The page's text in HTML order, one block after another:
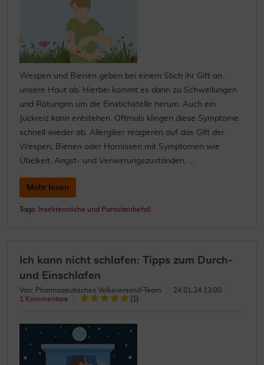
Wespen und Bienen geben bei einem Stich ihr Gift an
unsere Haut ab. Hierbei kommt es dann zu Schwellungen
und Rötungen um die Einstichstelle herum. Auch ein
Juckreiz kann entstehen. Oftmals klingen diese Symptome
schnell wieder ab. Allergiker reagieren auf das Gift der
Wespen, Bienen oder Hornissen mit Symptomen wie
Übelkeit, Angst- und Verwirrungszuständen, ...
Mehr lesen
Tags: Insektenstiche und Parasitenbefall
Ich kann nicht schlafen: Tipps zum Durch-
und Einschlafen
Von: Pharmazeutisches Volksversand-Team
24.01.24 13:00
1 Kommentare
(1)